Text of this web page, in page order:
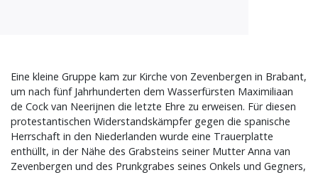
Eine kleine Gruppe kam zur Kirche von Zevenbergen in Brabant,
um nach fünf Jahrhunderten dem Wasserfürsten Maximiliaan
de Cock van Neerijnen die letzte Ehre zu erweisen. Für diesen
protestantischen Widerstandskämpfer gegen die spanische
Herrschaft in den Niederlanden wurde eine Trauerplatte
enthüllt, in der Nähe des Grabsteins seiner Mutter Anna van
Zevenbergen und des Prunkgrabes seines Onkels und Gegners,